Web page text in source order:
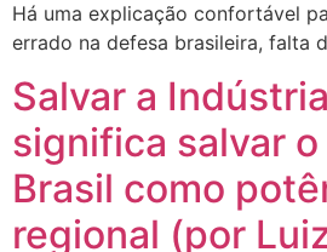
Há uma explicação confortável
errado na defesa brasileira, falta
Salvar a
significa salvar
Brasil como
regional (por